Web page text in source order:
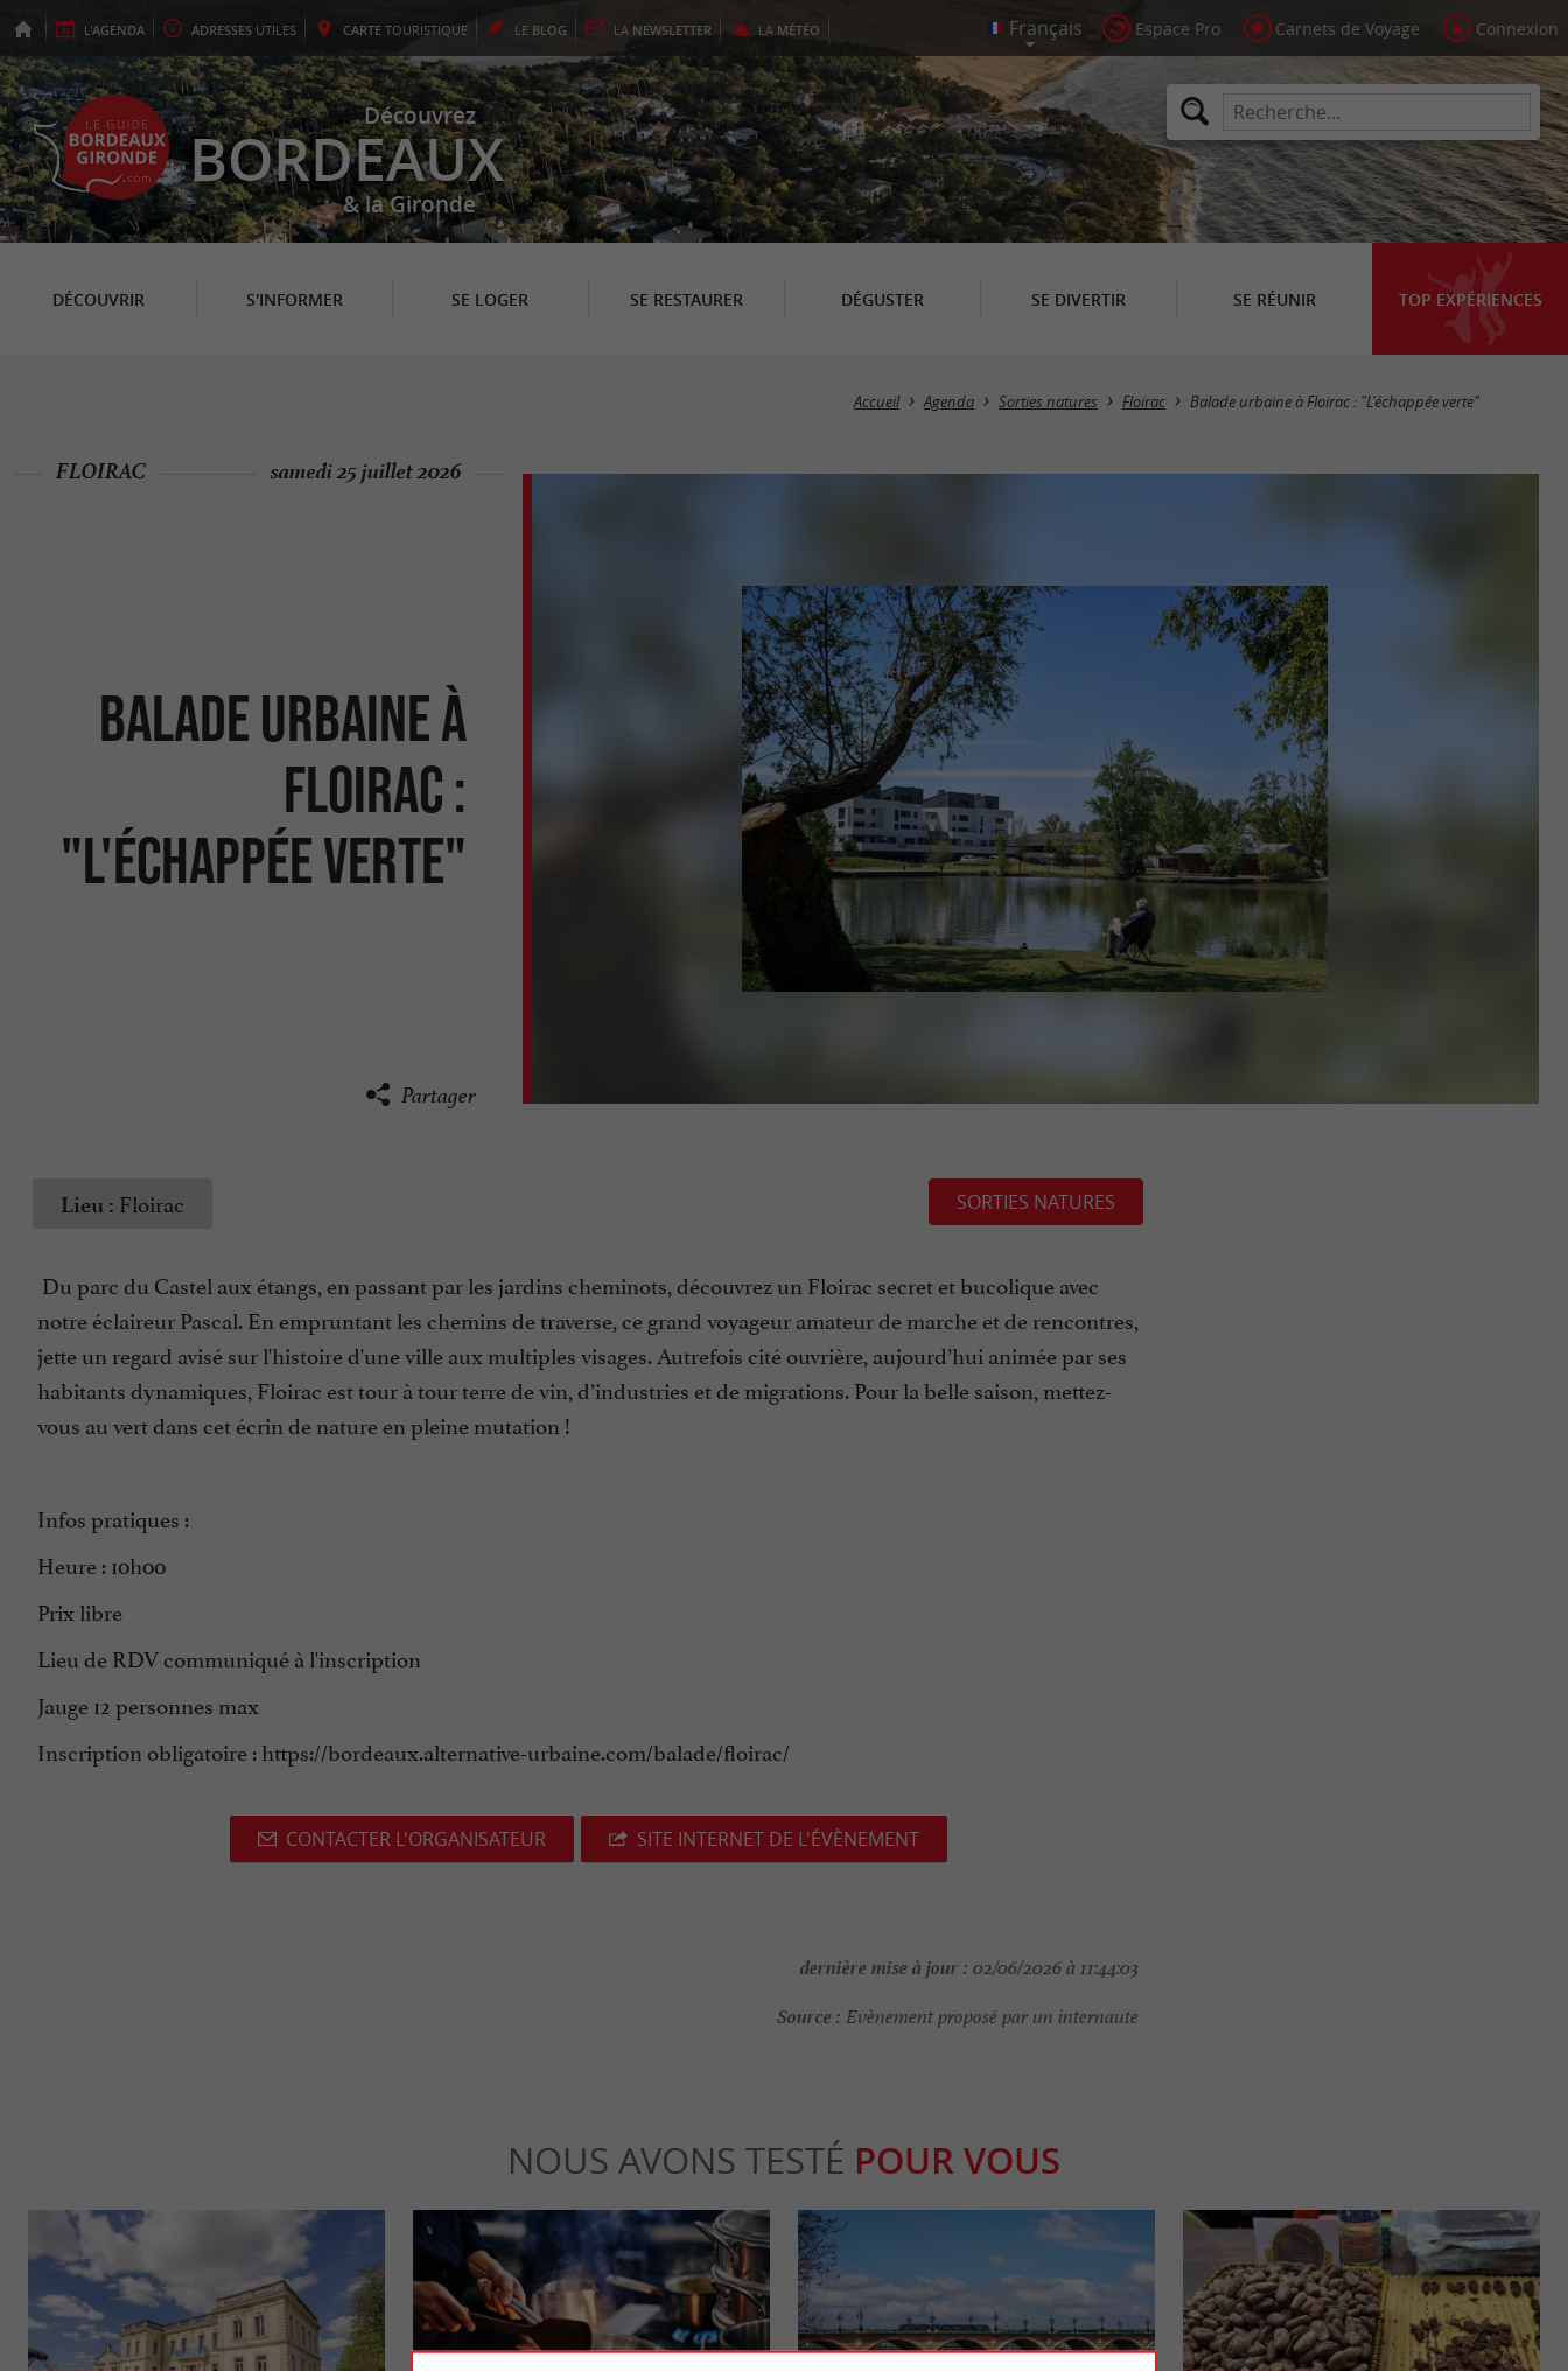
L'AGENDA ADRESSES UTILES CARTE TOURISTIQUE LE BLOG LA NEWSLETTER LA MÉTÉO Espace Pro Carnets de Voyage Connexion
Découvrez
BORDEAUX
& la Gironde
DÉCOUVRIR S'INFORMER SE LOGER SE RESTAURER DÉGUSTER SE DIVERTIR SE RÉUNIR TOP EXPÉRIENCES
Accueil Agenda Sorties natures Floirac Balade urbaine à Floirac : "L'échappée verte"
Balade urbaine à
Floirac :
"L'échappée verte"
FLOIRAC samedi 25 juillet 2026
Partager
Lieu : Floirac SORTIES NATURES
Du parc du Castel aux étangs, en passant par les jardins cheminots, découvrez un Floirac secret et bucolique avec
notre éclaireur Pascal. En empruntant les chemins de traverse, ce grand voyageur amateur de marche et de rencontres,
jette un regard avisé sur l'histoire d'une ville aux multiples visages. Autrefois cité ouvrière, aujourd’hui animée par ses
habitants dynamiques, Floirac est tour à tour terre de vin, d’industries et de migrations. Pour la belle saison, mettez-
vous au vert dans cet écrin de nature en pleine mutation !
Infos pratiques :
Heure : 10h00
Prix libre
Lieu de RDV communiqué à l'inscription
Jauge 12 personnes max
Inscription obligatoire : https://bordeaux.alternative-urbaine.com/balade/floirac/
CONTACTER L'ORGANISATEUR SITE INTERNET DE L'ÉVÈNEMENT
dernière mise à jour : 02/06/2026 à 11:44:03
Source : Evènement proposé par un internaute
NOUS AVONS TESTÉ POUR VOUS